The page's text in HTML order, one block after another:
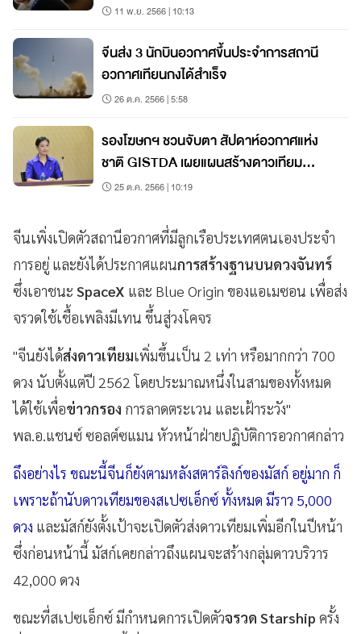
11 พ.ย. 2566 | 10:13
จีนส่ง 3 นักบินอวกาศขึ้นประจำการสถานี
อวกาศเทียนกงได้สำเร็จ
26 ต.ค. 2566 | 5:58
​รองโฆษกฯ ชวนจับตา สัปดาห์อวกาศแห่ง
ชาติ GISTDA เผยแผนสร้างดาวเทียม
THEOS-3
25 ต.ค. 2566 | 10:19
จีนเพิ่งเปิดตัวสถานีอวกาศที่มีลูกเรือประเทศตนเองประจำ
การอยู่ และยังได้ประกาศแผนการสร้างฐานบนดวงจันทร์
ซึ่งเอาชนะ SpaceX และ Blue Origin ของแอเมซอน เพื่อส่ง
จรวดใช้เชื้อเพลิงมีเทน ขึ้นสู่วงโคจร
"จีนยังได้ส่งดาวเทียมเพิ่มขึ้นเป็น 2 เท่า หรือมากกว่า 700
ดวง นับตั้งแต่ปี 2562 โดยประมาณหนึ่งในสามของทั้งหมด
ได้ใช้เพื่อข่าวกรอง การลาดตระเวน และเฝ้าระวัง"
พล.อ.แชนซ์ ซอลต์ซแมน หัวหน้าฝ่ายปฏิบัติการอวกาศกล่าว
ถึงอย่างไร ขณะนี้จีนก็ยังตามหลังสตาร์ลิงก์ของมัสก์ อยู่มาก ก็
เพราะถ้านับดาวเทียมของสเปซเอ็กซ์ ทั้งหมด มีราว 5,000
ดวง และมัสก์ยังตั้งเป้าจะเปิดตัวส่งดาวเทียมเพิ่มอีกในปีหน้า
ซึ่งก่อนหน้านี้ มัสก์เคยกล่าวถึงแผนจะสร้างกลุ่มดาวบริวาร
42,000 ดวง
ขณะที่สเปซเอ็กซ์ มีกำหนดการเปิดตัวจรวด Starship ครั้ง